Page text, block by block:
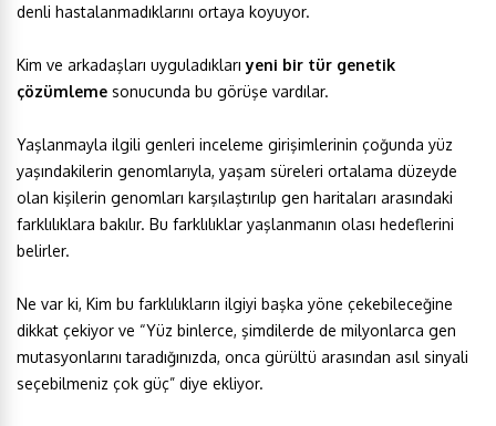
denli hastalanmadıklarını ortaya koyuyor.
Kim ve arkadaşları uyguladıklarıyeni bir tür genetik
çözümleme sonucunda bu görüşe vardılar.
Yaşlanmayla ilgili genleri inceleme girişimlerinin çoğunda yüz
yaşındakilerin genomlarıyla, yaşam süreleri ortalama düzeyde
olan kişilerin genomları karşılaştırılıp gen haritaları arasındaki
farklılıklara bakılır. Bu farklılıklar yaşlanmanın olası hedeflerini
belirler.
Ne var ki, Kim bu farklılıkların ilgiyi başka yöne çekebileceğine
dikkat çekiyor ve “Yüz binlerce, şimdilerde de milyonlarca gen
mutasyonlarını taradığınızda, onca gürültü arasından asıl sinyali
seçebilmeniz çok güç” diye ekliyor.